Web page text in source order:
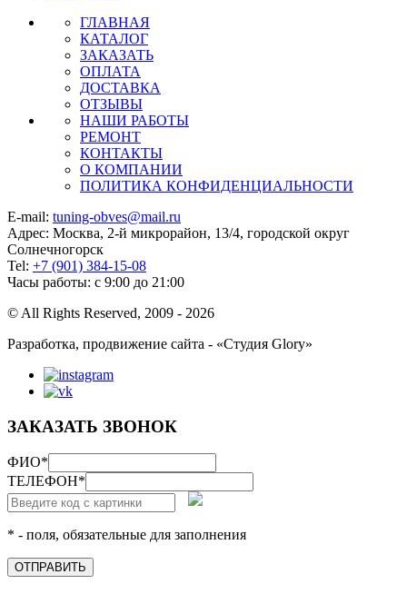
ГЛАВНАЯ
КАТАЛОГ
ЗАКАЗАТЬ
ОПЛАТА
ДОСТАВКА
ОТЗЫВЫ
НАШИ РАБОТЫ
РЕМОНТ
КОНТАКТЫ
О КОМПАНИИ
ПОЛИТИКА КОНФИДЕНЦИАЛЬНОСТИ
E-mail: tuning-obves@mail.ru
Адрес: Москва, 2-й микрорайон, 13/4, городской округ
Солнечногорск
Tel: +7 (901) 384-15-08
Часы работы: с 9:00 до 21:00
© All Rights Reserved, 2009 - 2026
Разработка, продвижение сайта - «Студия Glory»
ЗАКАЗАТЬ ЗВОНОК
ФИО*
ТЕЛЕФОН*
* - поля, обязательные для заполнения
ОТПРАВИТЬ